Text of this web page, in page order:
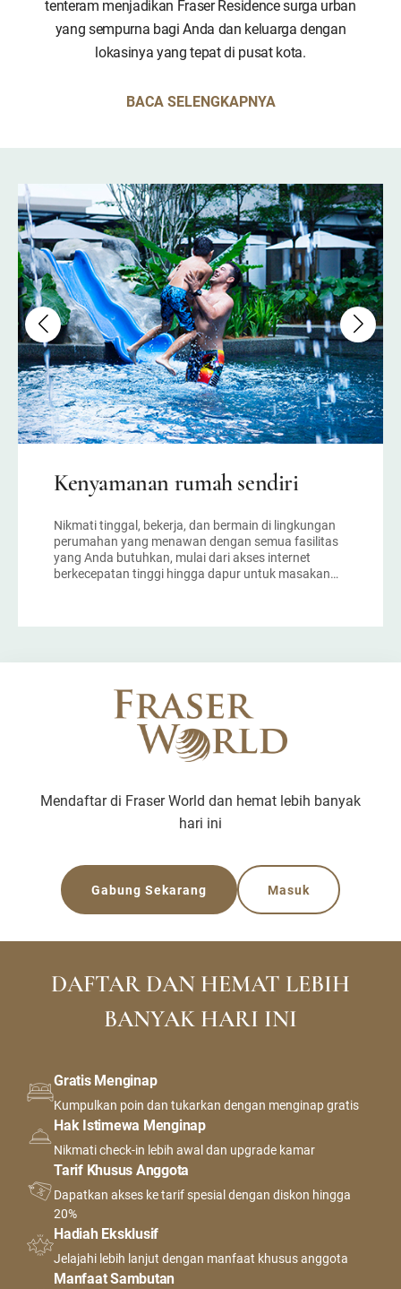
tenteram menjadikan Fraser Residence surga urban
yang sempurna bagi Anda dan keluarga dengan
lokasinya yang tepat di pusat kota.
BACA SELENGKAPNYA
Kenyamanan rumah sendiri
Nikmati tinggal, bekerja, dan bermain di lingkungan
perumahan yang menawan dengan semua fasilitas
yang Anda butuhkan, mulai dari akses internet
berkecepatan tinggi hingga dapur untuk masakan
Mendaftar di Fraser World dan hemat lebih banyak
hari ini
Gabung Sekarang Masuk
DAFTAR DAN HEMAT LEBIH
BANYAK HARI INI
Gratis Menginap
Kumpulkan poin dan tukarkan dengan menginap gratis
Hak Istimewa Menginap
Nikmati check-in lebih awal dan upgrade kamar
Tarif Khusus Anggota
Dapatkan akses ke tarif spesial dengan diskon hingga
20%
Hadiah Eksklusif
Jelajahi lebih lanjut dengan manfaat khusus anggota
Manfaat Sambutan